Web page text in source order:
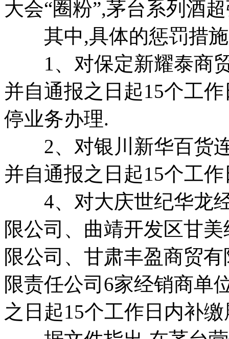
大会“圈粉”,茅台系列酒
其中,具体的惩罚措施
1、对保定新耀泰商贸
并自通报之日起15个工
停业务办理.
2、对银川新华百货连
并自通报之日起15个工
4、对大庆世纪华龙经
限公司、曲靖开发区甘
限公司、甘肃丰盈商贸
限责任公司6家经销商单
之日起15个工作日内补